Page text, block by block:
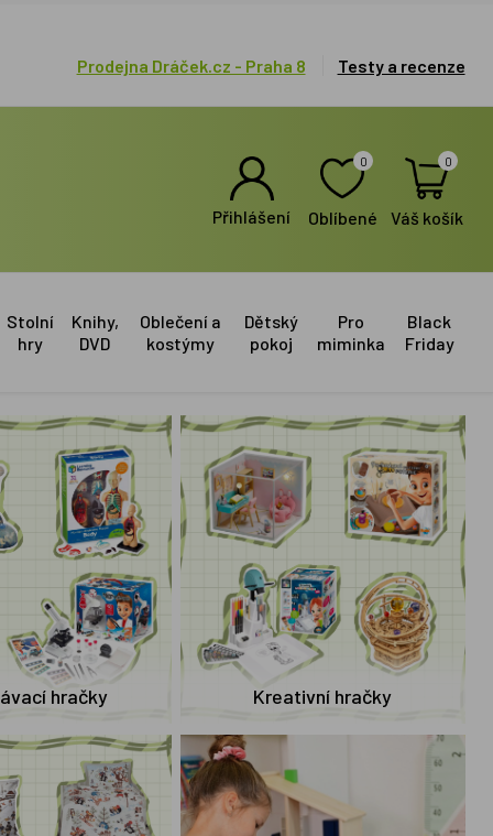
Prodejna Dráček.cz - Praha 8 Testy a recenze
Přihlášení
0
Oblíbené
0
Váš košík
Stolní
hry
Knihy,
DVD
Oblečení a
kostýmy
Dětský
pokoj
Pro
miminka
Black
Friday
hračky Kreativní hračky